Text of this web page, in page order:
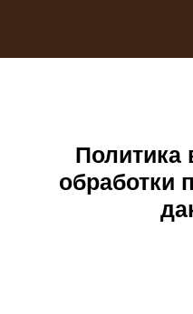
Политика
обработки